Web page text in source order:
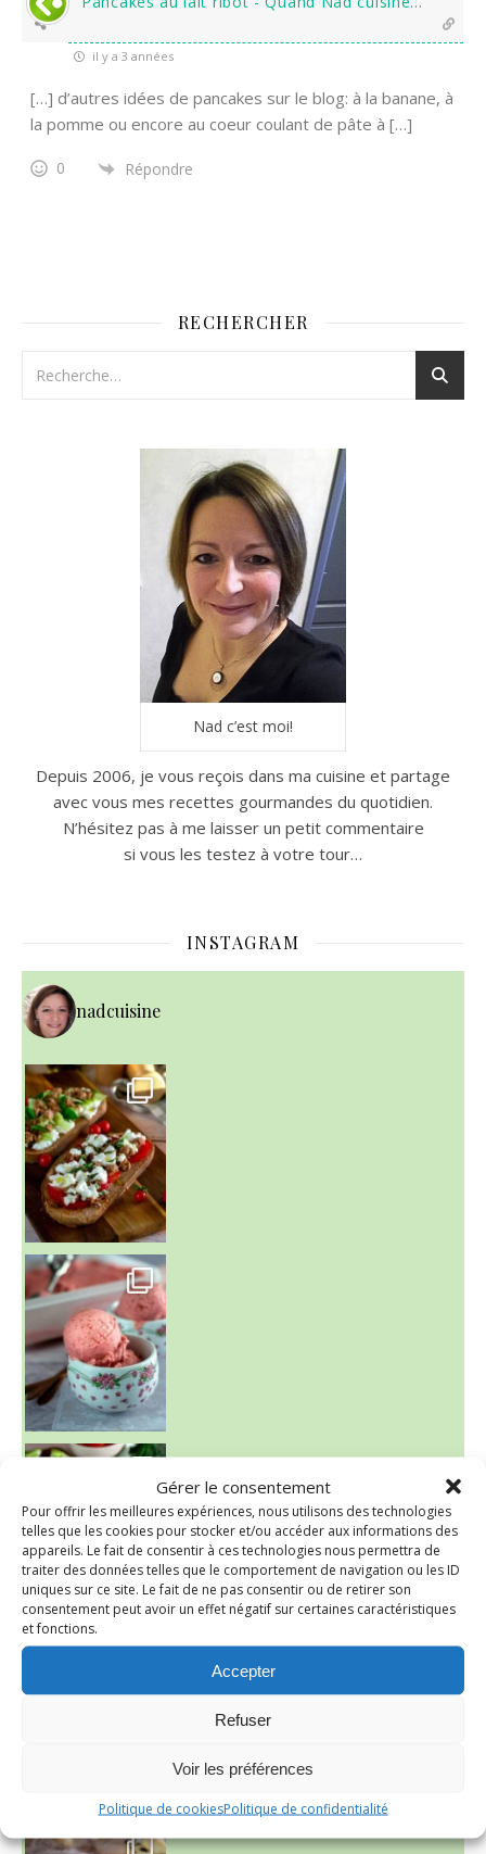
Gérer le consentement
Pour offrir les meilleures expériences, nous utilisons des technologies
telles que les cookies pour stocker et/ou accéder aux informations des
appareils. Le fait de consentir à ces technologies nous permettra de
traiter des données telles que le comportement de navigation ou les ID
uniques sur ce site. Le fait de ne pas consentir ou de retirer son
consentement peut avoir un effet négatif sur certaines caractéristiques
et fonctions.
Accepter
Refuser
Voir les préférences
Politique de cookiesPolitique de confidentialité
il y a 3 années
[…] d’autres idées de pancakes sur le blog: à la banane, à
la pomme ou encore au coeur coulant de pâte à […]
0 Répondre
RECHERCHER
Nad c’est moi!
Depuis 2006, je vous reçois dans ma cuisine et partage
avec vous mes recettes gourmandes du quotidien.
N’hésitez pas à me laisser un petit commentaire
si vous les testez à votre tour…
INSTAGRAM
nadcuisine
~ NICE CREAM À LA FRAISE ~
Presque un mois que
~ SALADE DE PÂTES AUX DEUX TOMATES THON ET BURRA
~ FINANCIERS MYRTILLES ET CITRON ~